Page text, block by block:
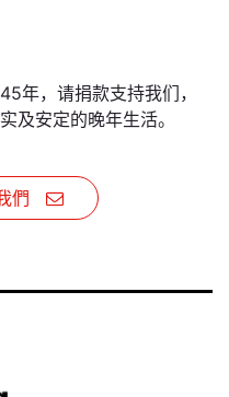
年，请捐款支持我们，
及安定的晚年生活。
們